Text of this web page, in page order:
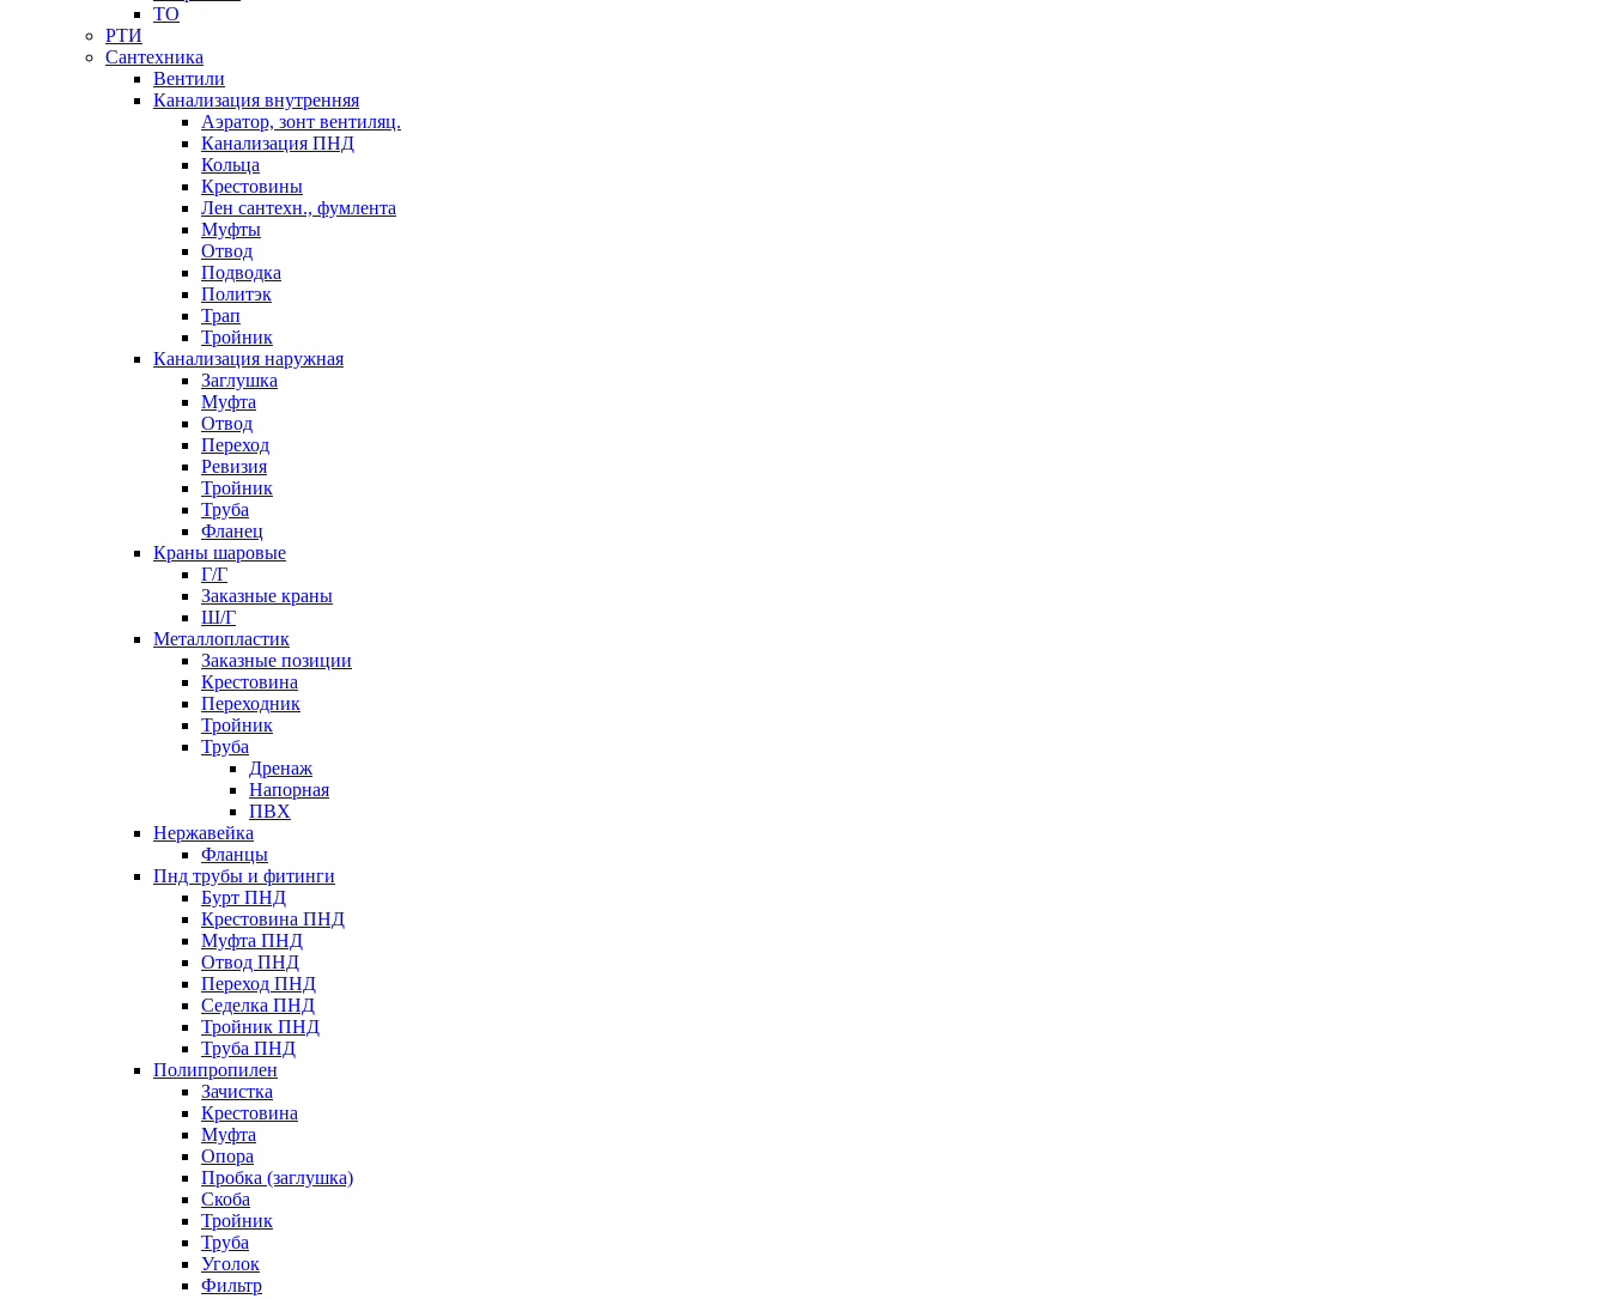
ТО
РТИ
Сантехника
Вентили
Канализация внутренняя
Аэратор, зонт вентиляц.
Канализация ПНД
Кольца
Крестовины
Лен сантехн., фумлента
Муфты
Отвод
Подводка
Политэк
Трап
Тройник
Канализация наружная
Заглушка
Муфта
Отвод
Переход
Ревизия
Тройник
Труба
Фланец
Краны шаровые
Г/Г
Заказные краны
Ш/Г
Металлопластик
Заказные позиции
Крестовина
Переходник
Тройник
Труба
Дренаж
Напорная
ПВХ
Нержавейка
Фланцы
Пнд трубы и фитинги
Бурт ПНД
Крестовина ПНД
Муфта ПНД
Отвод ПНД
Переход ПНД
Седелка ПНД
Тройник ПНД
Труба ПНД
Полипропилен
Зачистка
Крестовина
Муфта
Опора
Пробка (заглушка)
Скоба
Тройник
Труба
Уголок
Фильтр